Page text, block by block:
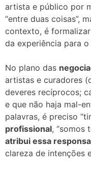
artista e público por
“entre duas coisas”,
contexto, é
da experiência para
No plano das
artistas e curadores
deveres recíprocos;
e que não haja mal-
palavras, é preciso
profissional, “somos
atribui essa
clareza de intenções